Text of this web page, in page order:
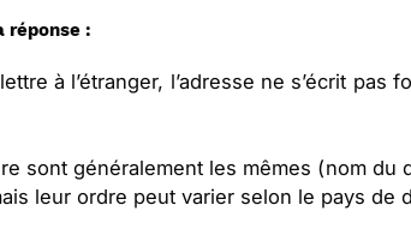
réponse :
à l’étranger, l’adresse ne s’écrit pas
sont généralement les mêmes (nom du
leur ordre peut varier selon le pays de